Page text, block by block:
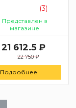
(3)
Представлен в
магазине
21 612.5 ₽
22 750 ₽
Подробнее